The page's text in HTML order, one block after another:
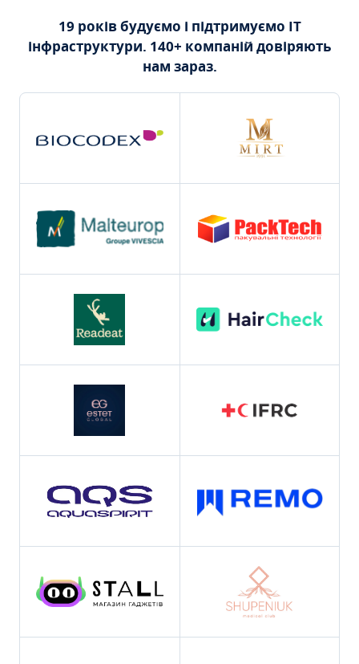
19 років будуємо і підтримуємо ІТ
інфраструктури. 140+ компаній довіряють
нам зараз.